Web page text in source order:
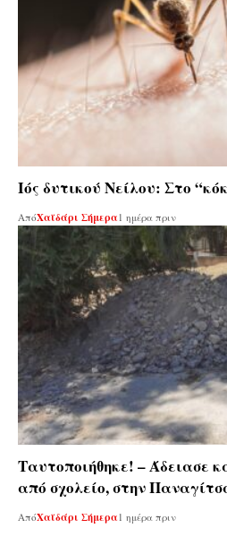
Ιός δυτικού Νείλου: Στο
ΑπόΧαϊδάρι Σήμερα1 ημέρα πριν
Ταυτοποιήθηκε! – Άδειασε
από σχολείο, στην
ΑπόΧαϊδάρι Σήμερα1 ημέρα πριν